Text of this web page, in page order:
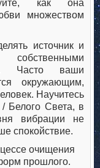
как она
множеством
источник и
Часто ваши
окружающим,
Научитесь
Белого Света, в
вибрации не
спокойствие.
очищения
прошлого.